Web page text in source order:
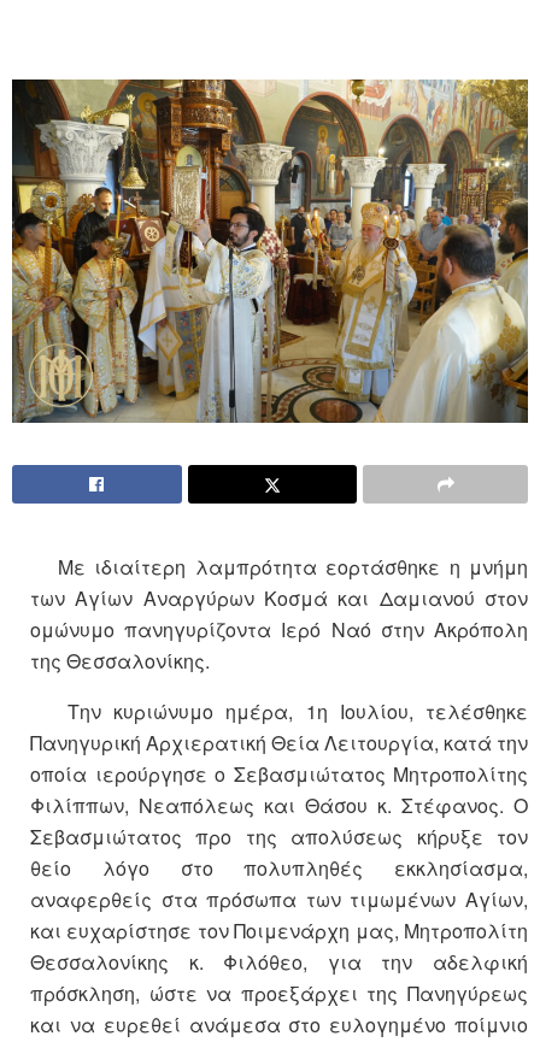
Με ιδιαίτερη λαμπρότητα εορτάσθηκε η μνήμη
των Αγίων Αναργύρων Κοσμά και Δαμιανού στον
ομώνυμο πανηγυρίζοντα Ιερό Ναό στην Ακρόπολη
της Θεσσαλονίκης.
Την κυριώνυμο ημέρα, 1η Ιουλίου, τελέσθηκε
Πανηγυρική Αρχιερατική Θεία Λειτουργία, κατά την
οποία ιερούργησε ο Σεβασμιώτατος Μητροπολίτης
Φιλίππων, Νεαπόλεως και Θάσου κ. Στέφανος. Ο
Σεβασμιώτατος προ της απολύσεως κήρυξε τον
θείο λόγο στο πολυπληθές εκκλησίασμα,
αναφερθείς στα πρόσωπα των τιμωμένων Αγίων,
και ευχαρίστησε τον Ποιμενάρχη μας, Μητροπολίτη
Θεσσαλονίκης κ. Φιλόθεο, για την αδελφική
πρόσκληση, ώστε να προεξάρχει της Πανηγύρεως
και να ευρεθεί ανάμεσα στο ευλογημένο ποίμνιο